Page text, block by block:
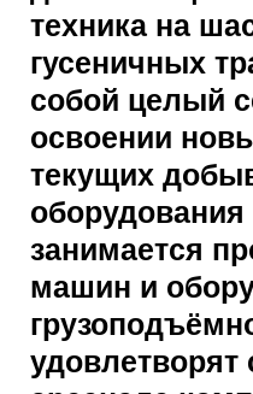
техника на
гусеничных
собой целый
освоении
текущих
занимается
машин и